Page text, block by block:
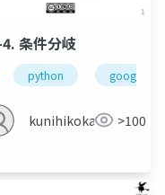
条件分岐
python google
kunihikokaneko>100